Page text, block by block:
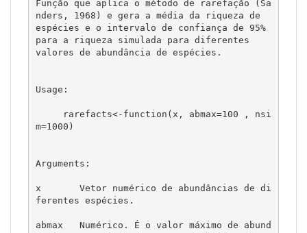
Função que aplica o método de rarefação (Sa
nders, 1968) e gera a média da riqueza de
espécies e o intervalo de confiança de 95%
para a riqueza simulada para diferentes
valores de abundância de espécies.
Usage:
m=1000)
Arguments:
x	Vetor numérico de abundâncias de di
ferentes espécies.
abmax 	Numérico. É o valor máximo de abund